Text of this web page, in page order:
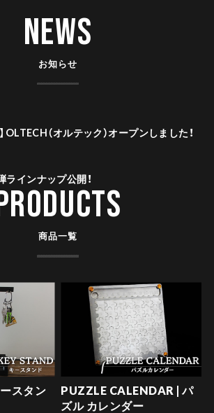
NEWS
お知らせ
OLTECH（オルテック）オープンしました！
ラインナップ公開！
商品一覧
スタン
PUZZLE CALENDAR | パ
ズル カレンダー